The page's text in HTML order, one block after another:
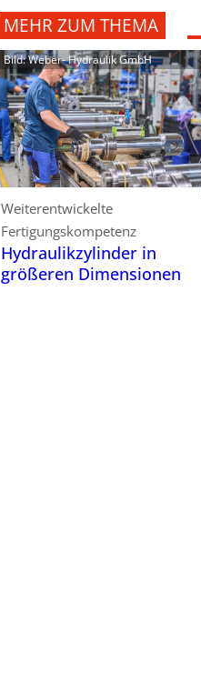
MEHR ZUM THEMA
Bild: Weber- Hydraulik GmbH
Weiterentwickelte
Fertigungskompetenz
Hydraulikzylinder in
größeren Dimensionen